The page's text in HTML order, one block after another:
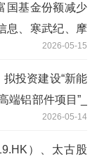
国基金份额减少
息、寒武纪、摩
2026-05-15
投资建设“新能
端铝部件项目”_
2026-05-14
）、太古股